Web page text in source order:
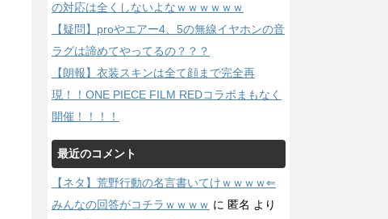
の対応は全くしないよなｗｗｗｗｗｗ
【疑問】proやエアー4、5の無線イヤホンの音
ラグは諦めてやってるの？？？
【朗報】衣装スキンは全て顔まで完全再
現！！ONE PIECE FILM REDコラボまもなく
開催！！！！
最近のコメント
【ネタ】荒野行動の名言書いてけｗｗｗｗ⇐
みんなの回答がコチラｗｗｗｗ に 匿名 より